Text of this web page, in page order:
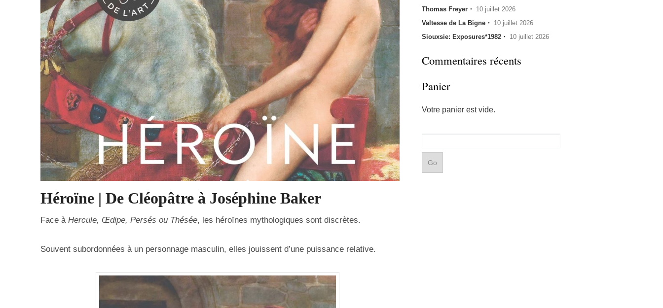
Héroïne | De Cléopâtre à Joséphine Baker
Face à Hercule, Œdipe, Persés ou Thésée, les héroïnes mythologiques sont discrètes.
Souvent subordonnées à un personnage masculin, elles jouissent d’une puissance relative.
Thomas Freyer・ 10 juillet 2026
Valtesse de La Bigne・ 10 juillet 2026
Siouxsie: Exposures*1982・ 10 juillet 2026
Commentaires récents
Panier
Votre panier est vide.